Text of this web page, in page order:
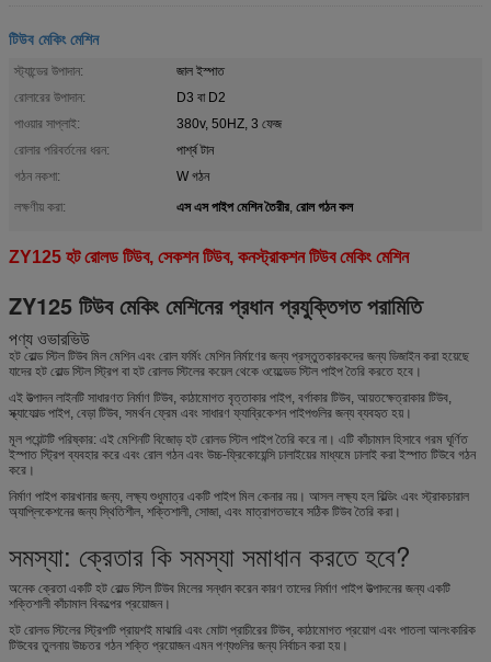
টিউব মেকিং মেশিন
স্ট্যান্ডের উপাদান:
জাল ইস্পাত
রোলারের উপাদান:
D3 বা D2
পাওয়ার সাপ্লাই:
380v, 50HZ, 3 ফেজ
রোলার পরিবর্তনের ধরন:
পার্শ্ব টান
গঠন নকশা:
W গঠন
লক্ষণীয় করা:
এস এস পাইপ মেশিন তৈরীর, রোল গঠন কল
ZY125 হট রোলড টিউব, সেকশন টিউব, কনস্ট্রাকশন টিউব মেকিং মেশিন
ZY125 টিউব মেকিং মেশিনের প্রধান প্রযুক্তিগত পরামিতি
পণ্য ওভারভিউ
হট রোল্ড স্টিল টিউব মিল মেশিন এবং রোল ফর্মিং মেশিন নির্মাণের জন্য প্রস্তুতকারকদের জন্য ডিজাইন করা হয়েছে
যাদের হট রোল্ড স্টিল স্ট্রিপ বা হট রোলড স্টিলের কয়েল থেকে ওয়েল্ডেড স্টিল পাইপ তৈরি করতে হবে।
এই উত্পাদন লাইনটি সাধারণত নির্মাণ টিউব, কাঠামোগত বৃত্তাকার পাইপ, বর্গাকার টিউব, আয়তক্ষেত্রাকার টিউব,
স্ক্যাফোল্ড পাইপ, বেড়া টিউব, সমর্থন ফ্রেম এবং সাধারণ ফ্যাব্রিকেশন পাইপগুলির জন্য ব্যবহৃত হয়।
মূল পয়েন্টটি পরিষ্কার: এই মেশিনটি বিজোড় হট রোলড স্টিল পাইপ তৈরি করে না। এটি কাঁচামাল হিসাবে গরম ঘূর্ণিত
ইস্পাত স্ট্রিপ ব্যবহার করে এবং রোল গঠন এবং উচ্চ-ফ্রিকোয়েন্সি ঢালাইয়ের মাধ্যমে ঢালাই করা ইস্পাত টিউবে গঠন
করে।
নির্মাণ পাইপ কারখানার জন্য, লক্ষ্য শুধুমাত্র একটি পাইপ মিল কেনার নয়। আসল লক্ষ্য হল বিল্ডিং এবং স্ট্রাকচারাল
অ্যাপ্লিকেশনের জন্য স্থিতিশীল, শক্তিশালী, সোজা, এবং মাত্রাগতভাবে সঠিক টিউব তৈরি করা।
সমস্যা: ক্রেতার কি সমস্যা সমাধান করতে হবে?
অনেক ক্রেতা একটি হট রোল্ড স্টিল টিউব মিলের সন্ধান করেন কারণ তাদের নির্মাণ পাইপ উত্পাদনের জন্য একটি
শক্তিশালী কাঁচামাল বিকল্পের প্রয়োজন।
হট রোলড স্টিলের স্ট্রিপটি প্রায়শই মাঝারি এবং মোটা প্রাচীরের টিউব, কাঠামোগত প্রয়োগ এবং পাতলা আলংকারিক
টিউবের তুলনায় উচ্চতর গঠন শক্তি প্রয়োজন এমন পণ্যগুলির জন্য নির্বাচন করা হয়।